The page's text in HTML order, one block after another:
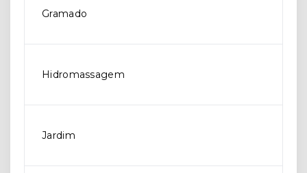
Gramado
Hidromassagem
Jardim